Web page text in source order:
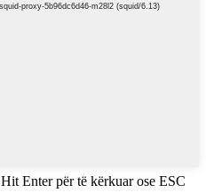
Hit Enter për të kërkuar ose ESC